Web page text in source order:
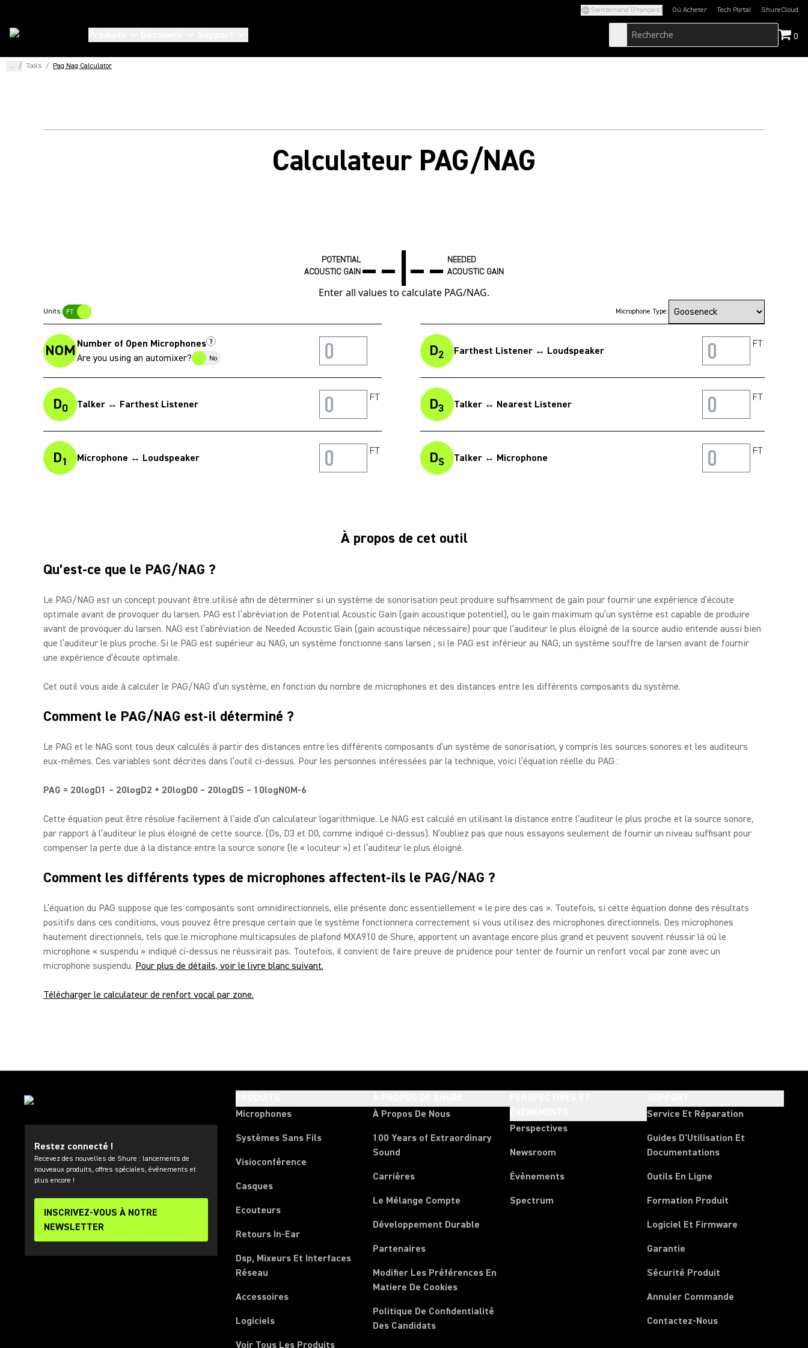
Switzerland (Français) Où Acheter Tech Portal
(Opens in a new tab)ShureCloud
(Opens in a new
0
... / Tools / Pag Nag Calculator
Calculateur PAG/NAG
POTENTIAL
ACOUSTIC GAIN--|-- NEEDED
ACOUSTIC GAIN
Enter all values to calculate PAG/NAG.
Units: FT Microphone Type:
NOMNumber of Open Microphones ?
Are you using an automixer? No
D0 Talker ↔ Farthest Listener
FT
D1 Microphone ↔ Loudspeaker
FT
D2 Farthest Listener ↔ Loudspeaker
FT
D3 Talker ↔ Nearest Listener
FT
DS Talker ↔ Microphone
FT
À propos de cet outil
Qu’est-ce que le PAG/NAG ?
Le PAG/NAG est un concept pouvant être utilisé afin de déterminer si un système de sonorisation peut produire suffisamment de gain pour fournir une expérience d’écoute
optimale avant de provoquer du larsen. PAG est l’abréviation de Potential Acoustic Gain (gain acoustique potentiel), ou le gain maximum qu’un système est capable de produire
avant de provoquer du larsen. NAG est l’abréviation de Needed Acoustic Gain (gain acoustique nécessaire) pour que l’auditeur le plus éloigné de la source audio entende aussi bien
que l’auditeur le plus proche. Si le PAG est supérieur au NAG, un système fonctionne sans larsen ; si le PAG est inférieur au NAG, un système souffre de larsen avant de fournir
une expérience d’écoute optimale.
Cet outil vous aide à calculer le PAG/NAG d’un système, en fonction du nombre de microphones et des distances entre les différents composants du système.
Comment le PAG/NAG est-il déterminé ?
Le PAG et le NAG sont tous deux calculés à partir des distances entre les différents composants d’un système de sonorisation, y compris les sources sonores et les auditeurs
eux-mêmes. Ces variables sont décrites dans l’outil ci-dessus. Pour les personnes intéressées par la technique, voici l’équation réelle du PAG :
PAG = 20logD1 – 20logD2 + 20logD0 – 20logDS – 10logNOM-6
Cette équation peut être résolue facilement à l’aide d’un calculateur logarithmique. Le NAG est calculé en utilisant la distance entre l’auditeur le plus proche et la source sonore,
par rapport à l’auditeur le plus éloigné de cette source. (Ds, D3 et D0, comme indiqué ci-dessus). N’oubliez pas que nous essayons seulement de fournir un niveau suffisant pour
compenser la perte due à la distance entre la source sonore (le « locuteur ») et l’auditeur le plus éloigné.
Comment les différents types de microphones affectent-ils le PAG/NAG ?
L’équation du PAG suppose que les composants sont omnidirectionnels, elle présente donc essentiellement « le pire des cas ». Toutefois, si cette équation donne des résultats
positifs dans ces conditions, vous pouvez être presque certain que le système fonctionnera correctement si vous utilisez des microphones directionnels. Des microphones
hautement directionnels, tels que le microphone multicapsules de plafond MXA910 de Shure, apportent un avantage encore plus grand et peuvent souvent réussir là où le
microphone « suspendu » indiqué ci-dessus ne réussirait pas. Toutefois, il convient de faire preuve de prudence pour tenter de fournir un renfort vocal par zone avec un
microphone suspendu. Pour plus de détails, voir le livre blanc suivant.
Télécharger le calculateur de renfort vocal par zone.
Restez connecté !
Recevez des nouvelles de Shure : lancements de
nouveaux produits, offres spéciales, événements et
plus encore !
INSCRIVEZ-VOUS À NOTRE
NEWSLETTER
Microphones
Systèmes Sans Fils
Visioconférence
Casques
Ecouteurs
Retours In-Ear
Dsp, Mixeurs Et Interfaces
Réseau
Accessoires
Logiciels
Voir Tous Les Produits
À Propos De Nous
100 Years of Extraordinary
Sound
Carrières
Le Mélange Compte
Développement Durable
Partenaires
Modifier Les Préférences En
Matiere De Cookies
Politique De Confidentialité
Des Candidats
Perspectives
Newsroom
Évènements
Spectrum
Service Et Réparation
Guides D'Utilisation Et
Documentations
Outils En Ligne
Formation Produit
Logiciel Et Firmware
Garantie
Sécurité Produit
Annuler Commande
Contactez-Nous